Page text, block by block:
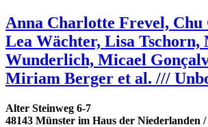
Anna Charlotte Frevel, Chu
Lea Wächter, Lisa Tschorn,
Wunderlich, Micael
Miriam Berger et al. ///
Alter Steinweg 6-7
48143 Münster im Haus der Niederlanden